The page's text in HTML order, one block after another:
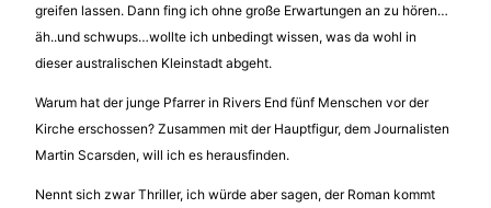
greifen lassen. Dann fing ich ohne große Erwartungen an zu hören…
äh..und schwups…wollte ich unbedingt wissen, was da wohl in
dieser australischen Kleinstadt abgeht.
Warum hat der junge Pfarrer in Rivers End fünf Menschen vor der
Kirche erschossen? Zusammen mit der Hauptfigur, dem Journalisten
Martin Scarsden, will ich es herausfinden.
Nennt sich zwar Thriller, ich würde aber sagen, der Roman kommt